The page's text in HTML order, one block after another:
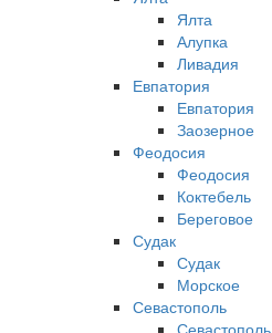
Ялта
Алупка
Ливадия
Евпатория
Евпатория
Заозерное
Феодосия
Феодосия
Коктебель
Береговое
Судак
Судак
Морское
Севастополь
Севастополь